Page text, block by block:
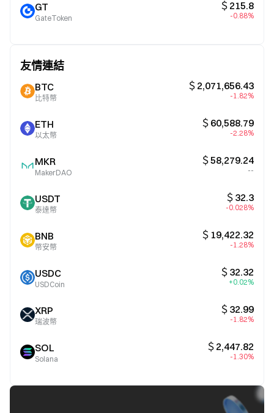
GT
GateToken
＄215.8
-0.88%
友情連結
BTC
比特幣
＄2,071,656.43
-1.82%
ETH
以太幣
＄60,588.79
-2.28%
MKR
MakerDAO
＄58,279.24
--
USDT
泰達幣
＄32.3
-0.028%
BNB
幣安幣
＄19,422.32
-1.28%
USDC
USDCoin
＄32.32
+0.02%
XRP
瑞波幣
＄32.99
-1.82%
SOL
Solana
＄2,447.82
-1.30%